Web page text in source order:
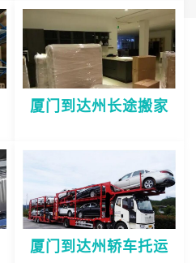
厦门到达州长途搬家
厦门到达州轿车托运